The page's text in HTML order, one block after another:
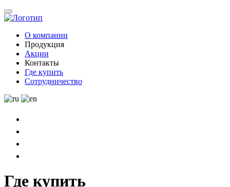
О компании
Продукция
Акции
Контакты
Где купить
Сотрудничество
Где купить